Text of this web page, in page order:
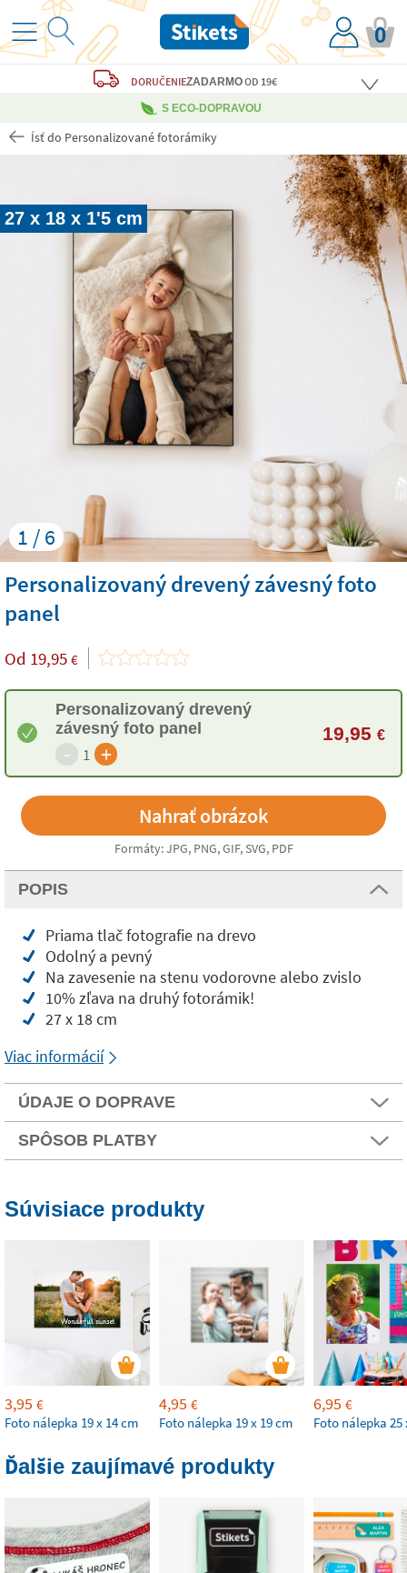
0
DORUČENIEZADARMOOD 19€
S ECO-DOPRAVOU
Ísť do Personalizované fotorámiky
1 / 6
27 x 18 x 1'5 cm
Personalizovaný drevený závesný foto
panel
Od 19,95 €
Personalizovaný drevený
závesný foto panel
- 1 +
19,95 €
Formáty: JPG, PNG, GIF, SVG, PDF
POPIS
Priama tlač fotografie na drevo
Odolný a pevný
Na zavesenie na stenu vodorovne alebo zvislo
10% zľava na druhý fotorámik!
27 x 18 cm
Viac informácií
ÚDAJE O DOPRAVE
SPÔSOB PLATBY
Súvisiace produkty
3,95 €
Foto nálepka 19 x 14 cm
4,95 €
Foto nálepka 19 x 19 cm
6,95 €
Foto nálepka 25
Ďalšie zaujímavé produkty